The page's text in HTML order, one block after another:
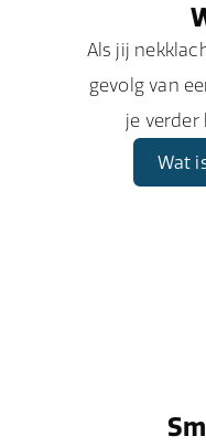
Als jij
gevolg van
je verder
Wat